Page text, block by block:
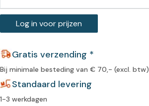
Log in voor prijzen
Gratis verzending *
Bij minimale besteding van € 70,- (excl. btw)
Standaard levering
1-3 werkdagen